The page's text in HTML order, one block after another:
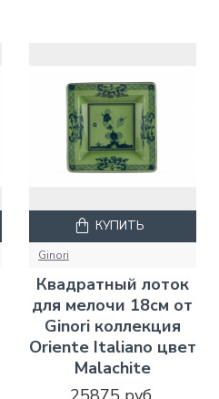
Ginori
Квадратный лоток
для мелочи 18см от
Ginori коллекция
Oriente Italiano цвет
Malachite
КУПИТЬ